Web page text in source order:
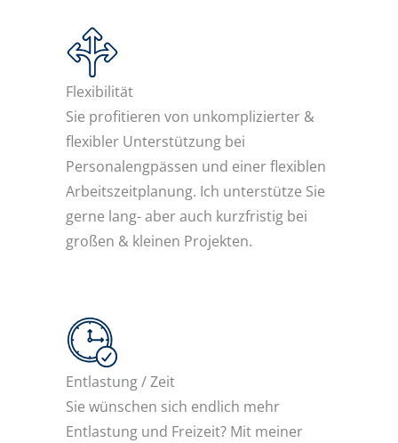
Flexibilität
Sie profitieren von unkomplizierter &
flexibler Unterstützung bei
Personalengpässen und einer flexiblen
Arbeitszeitplanung. Ich unterstütze Sie
gerne lang- aber auch kurzfristig bei
großen & kleinen Projekten.
Entlastung / Zeit
Sie wünschen sich endlich mehr
Entlastung und Freizeit? Mit meiner